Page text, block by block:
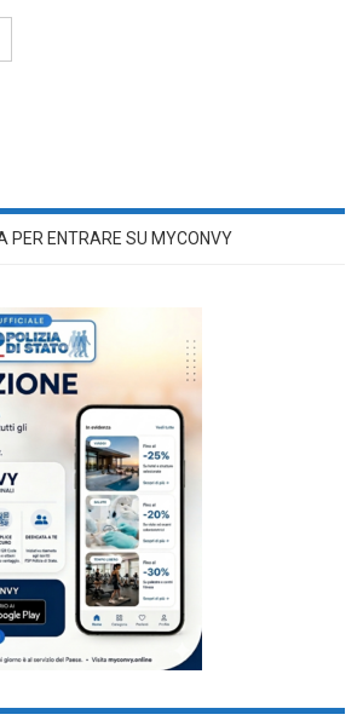
PER ENTRARE SU MYCONVY